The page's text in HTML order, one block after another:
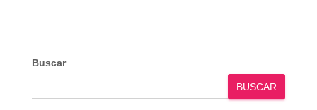
Buscar
BUSCAR